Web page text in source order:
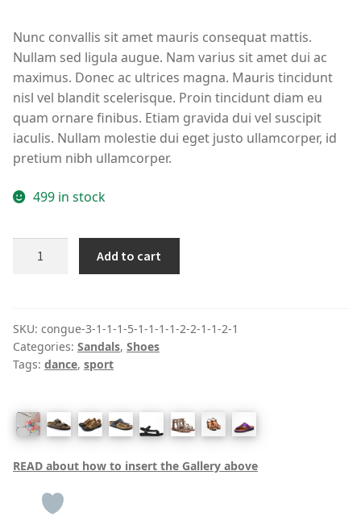
Nunc convallis sit amet mauris consequat mattis.
Nullam sed ligula augue. Nam varius sit amet dui ac
maximus. Donec ac ultrices magna. Mauris tincidunt
nisl vel blandit scelerisque. Proin tincidunt diam eu
quam ornare finibus. Etiam gravida dui vel suscipit
iaculis. Nullam molestie dui eget justo ullamcorper, id
pretium nibh ullamcorper.
499 in stock
verde
quantity
Add to cart
SKU: congue-3-1-1-1-5-1-1-1-1-2-2-1-1-2-1
Categories: Sandals, Shoes
Tags: dance, sport
READ about how to insert the Gallery above